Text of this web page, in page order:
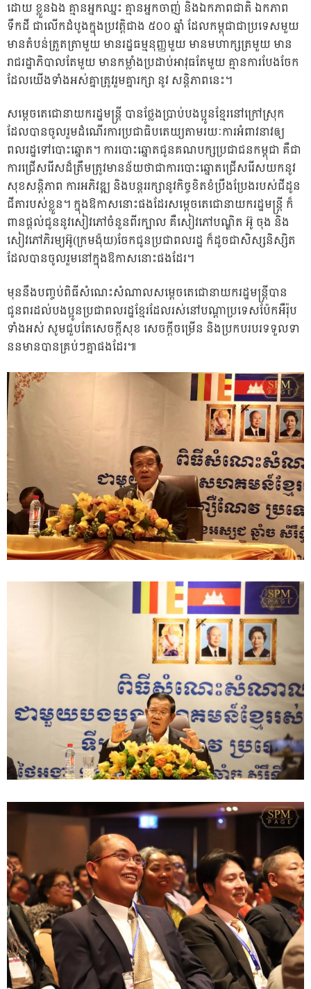
ដោយ ខ្លួនឯង គ្មានអ្នកឈ្នះ គ្មានអ្នកចាញ់ និងឯកភាពជាតិ ឯកភាព
ទឹកដី ជាលើកដំបូងក្នុងប្រវត្តិជាង ៥០០ ឆ្នាំ ដែលកម្ពុជាជាប្រទេសមួយ
មានតំបន់ត្រួតត្រាមួយ​ មានរដ្ឋធម្មនុញ្ញមួយ​ មានមហាក្សត្រមួយ​ មាន
រាជរដ្ឋាភិបាលតែមួយ​ មានកម្លាំងប្រដាប់អាវុធតែមួយ គ្មានការបែងចែក
ដែលយើងទាំងអស់គ្នាត្រូវរួមគ្នារក្សា នូវ សន្តិភាពនេះ។
សម្តេចតេជោនាយករដ្ឋមន្ត្រី​ បានថ្លែងប្រាប់បងប្អូនខ្មែរនៅក្រៅស្រុក
ដែលបានចូលរួមដំណើរការប្រជាធិបតេយ្យតាមរយៈការអំពាវនាវឲ្យ
ពលរដ្ឋទៅបោះឆ្នោត។ ការបោះឆ្នោតជូនគណបក្សប្រជាជនកម្ពុជា គឺជា
ការជ្រើសរើសដ៏ត្រឹមត្រូវមានន័យថាជាការបោះឆ្នោតជ្រើសរើសយកនូវ
សុខសន្តិភាព​ ការអភិវឌ្ឍ និងបន្តររក្សានូវកិច្ចខិតខំប្រឹងប្រែងរបស់ជីដូន
ជីតារបស់ខ្លួន។ ក្នុងឱកាសនោះផងដែរសម្ដេចតេជោនាយករដ្ឋមន្ត្រី ក៏
ពានផ្ដល់ជូននូវសៀវភៅចំនួនពីរក្បាល គឺសៀវភៅបណ្ឌិត អ៊ូ ចុង និង
សៀវភៅភិរម្យអ៊ូ(ក្រមង៉ុយ)ចែកជូនប្រជាពលរដ្ឋ ក៏ដូចជាសិស្សនិស្សិត
ដែលបានចូលរួមនៅក្នុងឱកាសនោះផងដែរ។
មុននឹងបញ្ចប់ពិធីសំណេះសំណាលសម្ដេចតេជោនាយករដ្ឋមន្រ្តីបាន
ជូនពរដល់បងប្អូនប្រជាពលរដ្ឋខ្មែរដែលរស់នៅបណ្តាប្រទេសប៉ែកអឺរ៉ុប
ទាំងអស់ សូមជួបតែសេចក្តីសុខ សេចក្តីចម្រើន និងប្រកបរបរទទួលទា
ននមានបានគ្រប់ៗគ្នាផងដែរ៕